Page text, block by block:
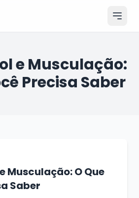
Orçamento
e Musculação:
Precisa Saber
Musculação: O Que
Saber